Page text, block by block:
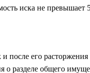
иска не превышает
после его расторжения
о разделе общего